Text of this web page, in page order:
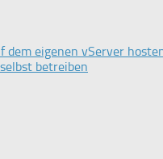
dem eigenen vServer
betreiben